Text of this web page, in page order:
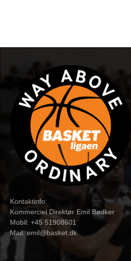
Kontaktinfo:
Kommerciel Direktør Emil Bødker
Mobil: +45 51908601
Mail:emil@basket.dk